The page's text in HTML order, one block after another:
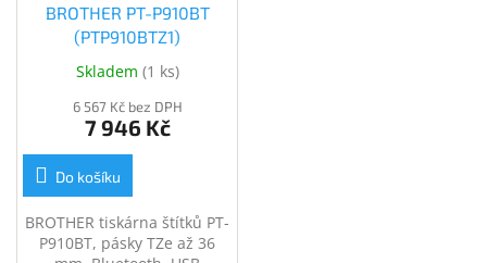
BROTHER PT-P910BT
(PTP910BTZ1)
Skladem (1 ks)
6 567 Kč bez DPH
7 946 Kč
Do košíku
BROTHER tiskárna štítků PT-
P910BT, pásky TZe až 36